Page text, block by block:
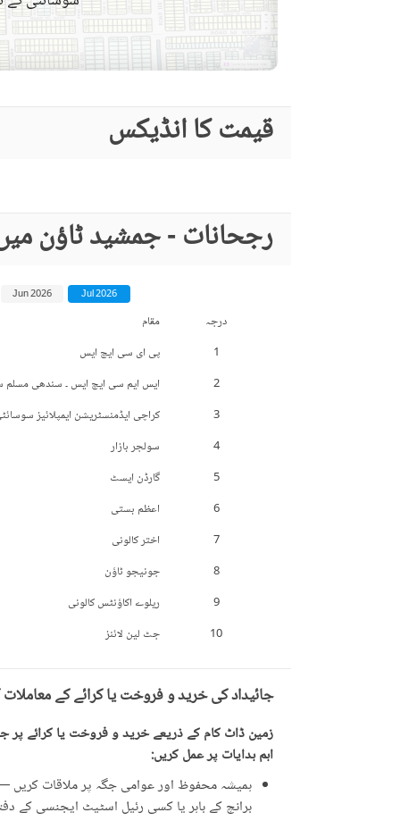
تفریح اور صحت لان یا باغ
نزدیکی علاقے اور
دوسری خصوصیات
قریبی ریسٹورنٹ
مزید خصوصیات
دیگر سہولیات
قیمت کا انڈیکس
رجحانات - جمشید ٹاؤن
درجہ مقام
1
پی ای سی ایچ ایس
2
ایس ایم سی ایچ ایس ۔ سندھی مسلم
3
کراچی ایڈمنسٹریشن ایمپلائیز
4
سولجر بازار
5
گارڈن ایسٹ
6
اعظم بستی
7
اختر کالونی
8
جونیجو ٹاؤن
9
ریلوے اکاؤنٹس کالونی
10
جٹ لین لائنز
Jul 2026
Jun 2026
جائیداد کی خرید و فروخت یا کرائے کے
زمین ڈاٹ کام کے ذریعے خرید و فروخت یا کرائے پر
اہم ہدایات پر عمل کریں:
ہمیشہ محفوظ اور عوامی جگہ پر ملاقات کریں
برانچ کے باہر یا کسی رئیل اسٹیٹ ایجنسی کے